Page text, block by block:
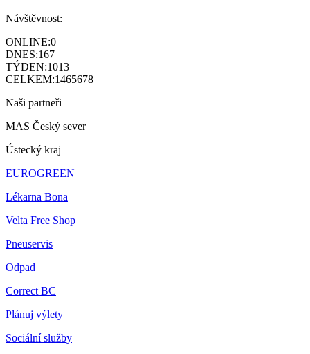
Návštěvnost:
ONLINE:0
DNES:167
TÝDEN:1013
CELKEM:1465678
Naši partneři
MAS Český sever
Ústecký kraj
EUROGREEN
Lékarna Bona
Velta Free Shop
Pneuservis
Odpad
Correct BC
Plánuj výlety
Sociální služby